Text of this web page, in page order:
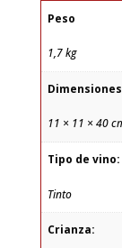
Peso
1,7 kg
Dimensiones
11 × 11 × 40
Tipo de vino:
Tinto
Crianza: